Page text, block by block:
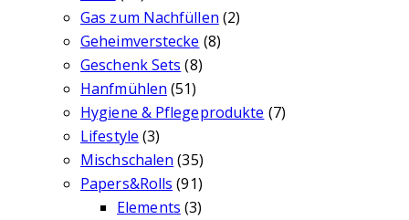
Gas zum Nachfüllen (2)
Geheimverstecke (8)
Geschenk Sets (8)
Hanfmühlen (51)
Hygiene & Pflegeprodukte (7)
Lifestyle (3)
Mischschalen (35)
Papers&Rolls (91)
Elements (3)